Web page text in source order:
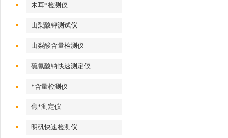
木耳*检测仪
山梨酸钾测试仪
山梨酸含量检测仪
硫氰酸钠快速测定仪
*含量检测仪
焦*测定仪
明矾快速检测仪